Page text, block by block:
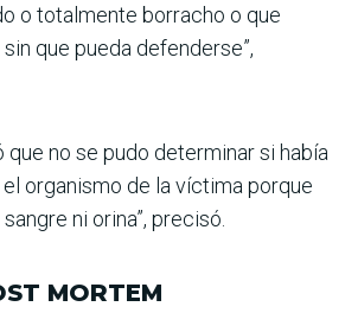
o totalmente borracho o que
que pueda defenderse”,
que no se pudo determinar si había
orga­nismo de la víctima porque
ni orina”, precisó.
MORTEM